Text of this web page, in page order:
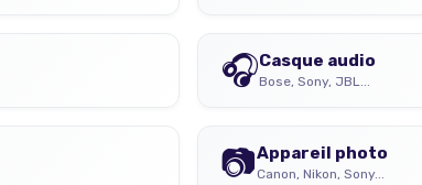
🎧Casque audio
Bose, Sony, JBL...
📷Appareil photo
Canon, Nikon, Sony...